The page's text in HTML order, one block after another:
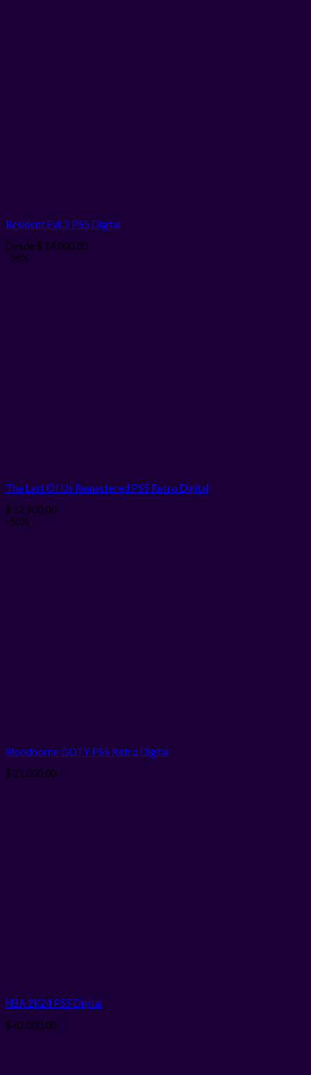
Resident Evil 2 PS5 Digital
Desde $ 14.000,00
-56%
The Last Of Us Remastered PS5 Retro Digital
$ 12.900,00
-50%
Bloodborne GOTY PS5 Retro Digital
$ 21.000,00
NBA 2K24 PS5 Digital
$ 62.000,00